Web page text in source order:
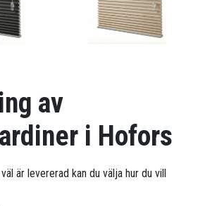
av
i Hofors
är levererad kan du välja hur du vill